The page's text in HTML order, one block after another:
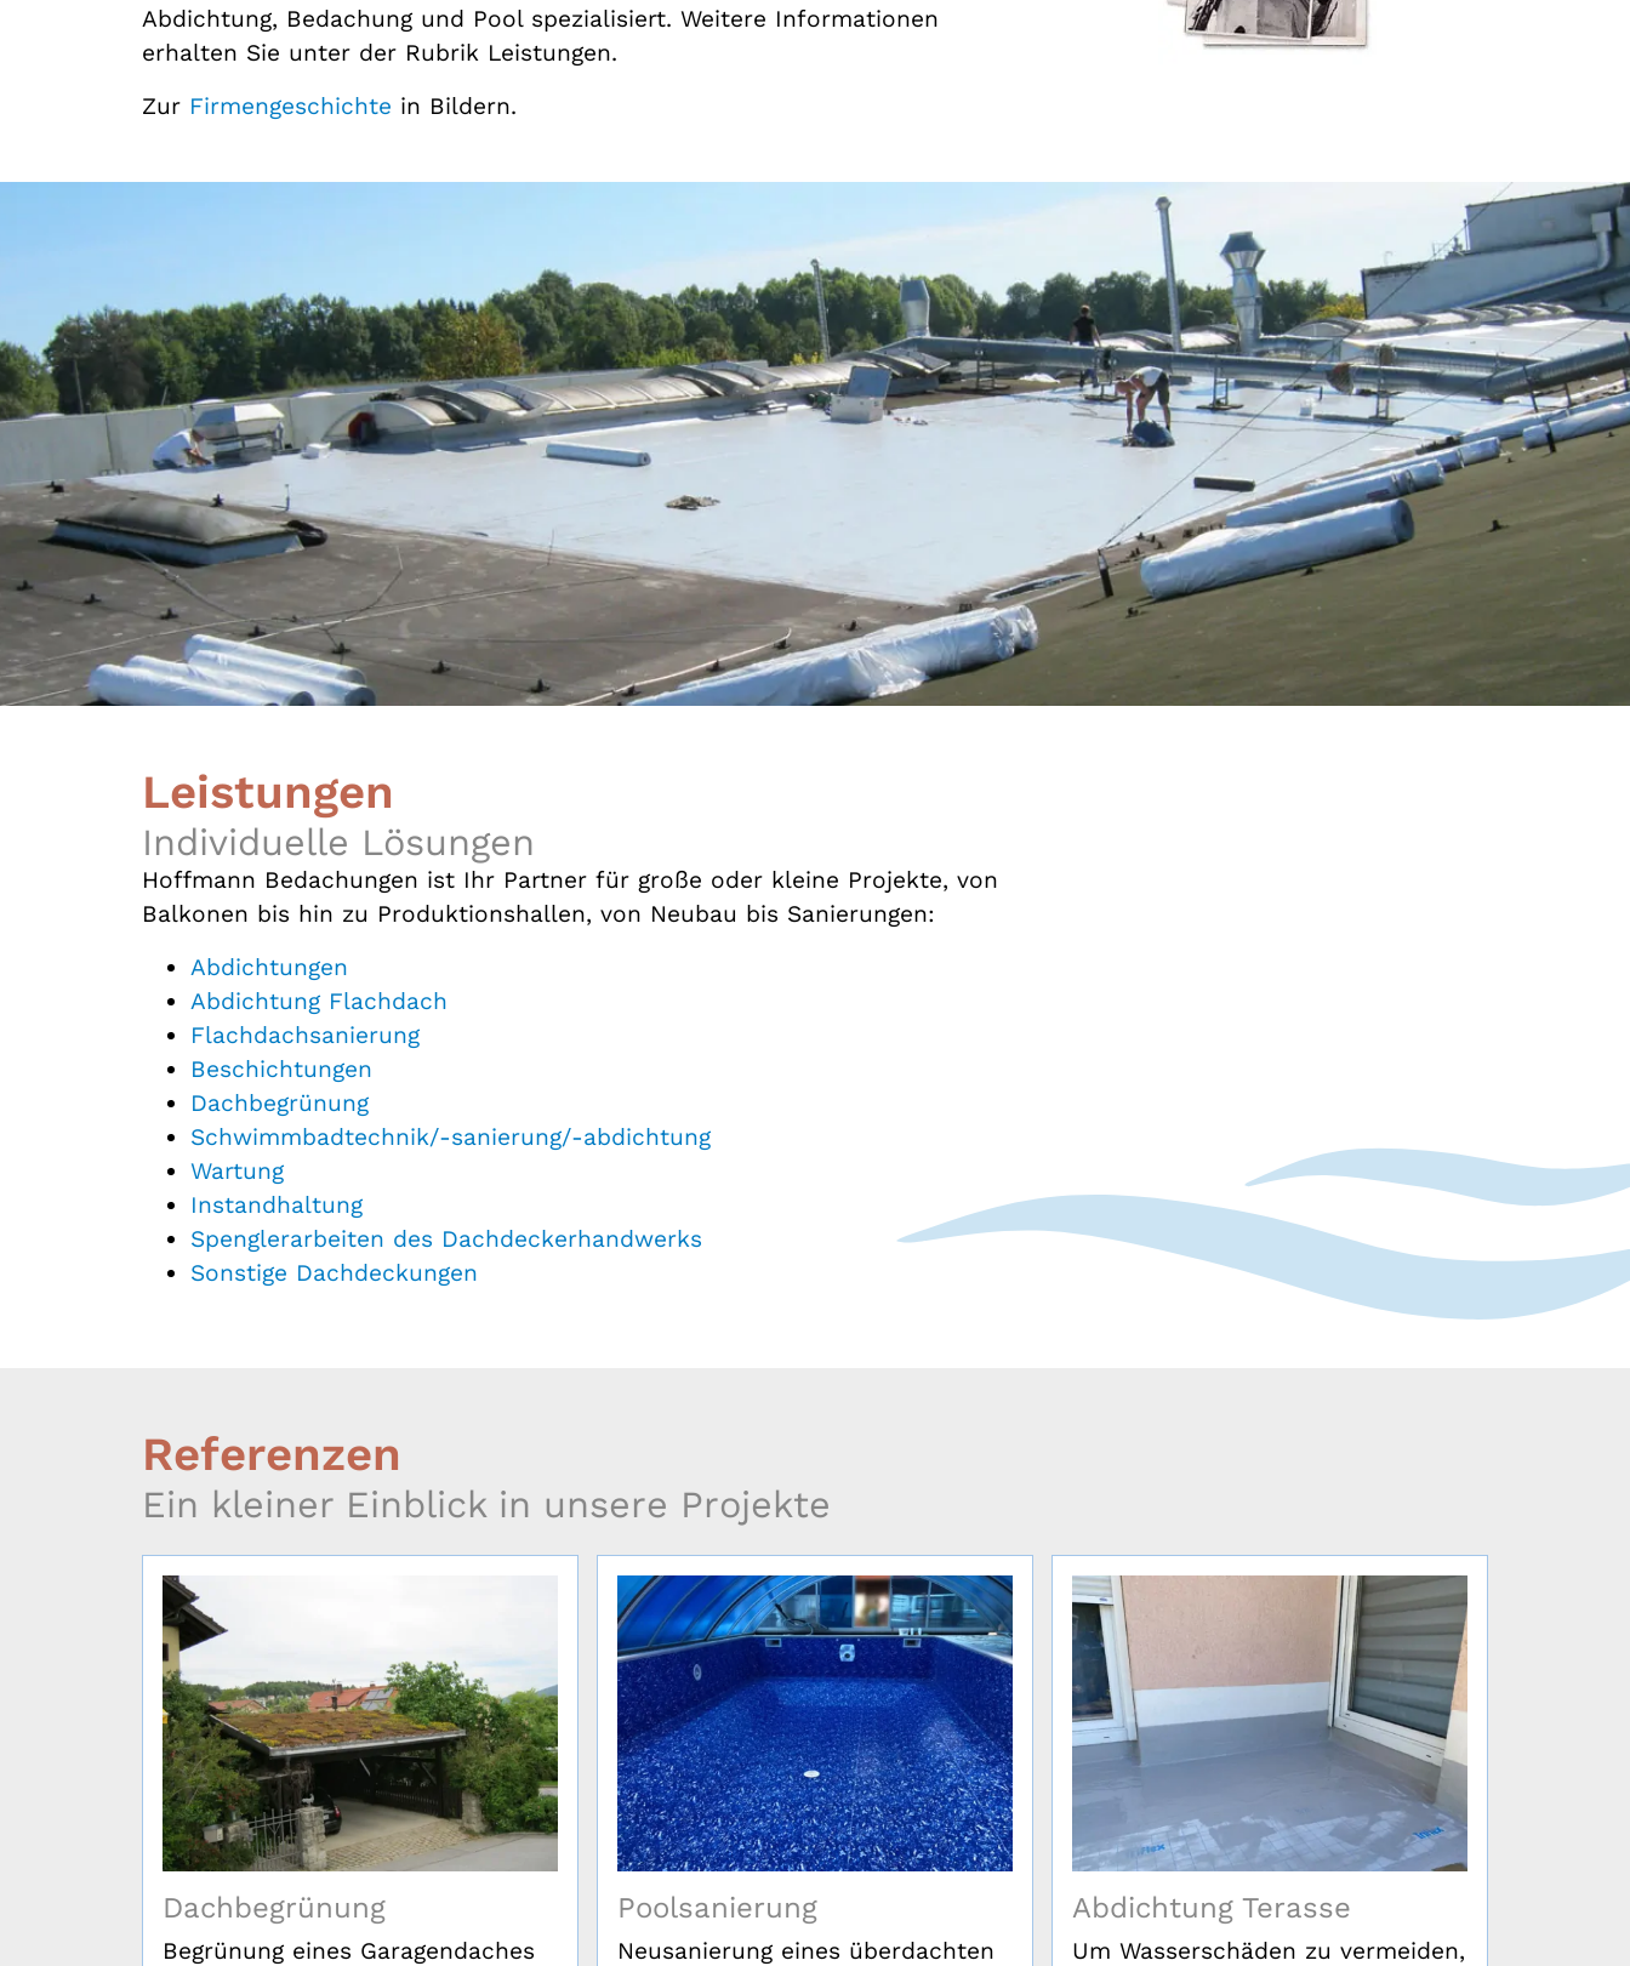
Abdichtung, Bedachung und Pool spezialisiert. Weitere Informationen
erhalten Sie unter der Rubrik Leistungen.
Zur Firmengeschichte in Bildern.
Leistungen
Individuelle Lösungen
Hoffmann Bedachungen ist Ihr Partner für große oder kleine Projekte, von
Balkonen bis hin zu Produktionshallen, von Neubau bis Sanierungen:
Abdichtungen
Abdichtung Flachdach
Flachdachsanierung
Beschichtungen
Dachbegrünung
Schwimmbadtechnik/-sanierung/-abdichtung
Wartung
Instandhaltung
Spenglerarbeiten des Dachdeckerhandwerks
Sonstige Dachdeckungen
Referenzen
Ein kleiner Einblick in unsere Projekte
Dachbegrünung
Begrünung eines Garagendaches
Poolsanierung
Neusanierung eines überdachten
Abdichtung Terasse
Um Wasserschäden zu vermeiden,